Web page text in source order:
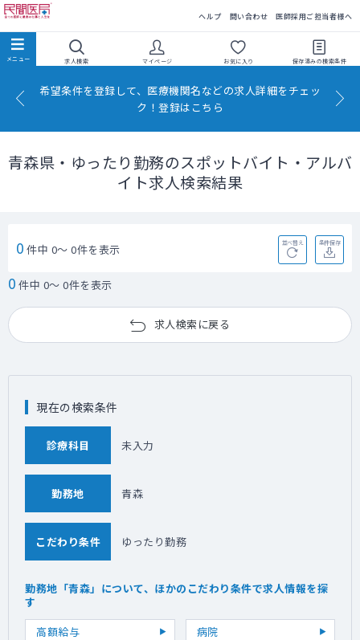
ヘルプ 問い合わせ 医師採用ご担当者様へ
求人検索 マイページ お気に入り 保存済みの検索条件
希望条件を登録して、医療機関名などの求人詳細をチェッ
ク！登録はこちら
青森県・ゆったり勤務のスポットバイト・アルバ
イト求人検索結果
0 件中 0～ 0件を表示 並べ替え 条件保存
0 件中 0～ 0件を表示
求人検索に戻る
現在の検索条件
診療科目 未入力
勤務地 青森
こだわり条件 ゆったり勤務
勤務地「青森」について、ほかのこだわり条件で求人情報を探
す
高額給与
病院